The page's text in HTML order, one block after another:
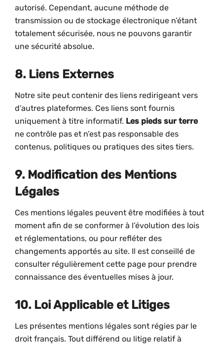
autorisé. Cependant, aucune méthode de
transmission ou de stockage électronique n’étant
totalement sécurisée, nous ne pouvons garantir
une sécurité absolue.
8. Liens Externes
Notre site peut contenir des liens redirigeant vers
d’autres plateformes. Ces liens sont fournis
uniquement à titre informatif. Les pieds sur terre
ne contrôle pas et n’est pas responsable des
contenus, politiques ou pratiques des sites tiers.
9. Modification des Mentions
Légales
Ces mentions légales peuvent être modifiées à tout
moment afin de se conformer à l’évolution des lois
et réglementations, ou pour refléter des
changements apportés au site. Il est conseillé de
consulter régulièrement cette page pour prendre
connaissance des éventuelles mises à jour.
10. Loi Applicable et Litiges
Les présentes mentions légales sont régies par le
droit français. Tout différend ou litige relatif à